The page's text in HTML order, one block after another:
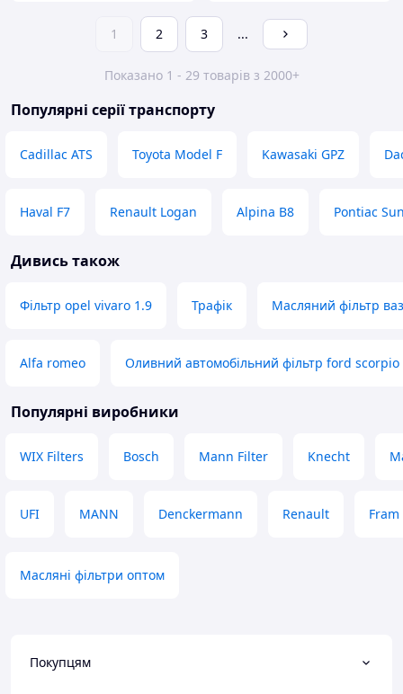
1 2 3 ...
Показано 1 - 29 товарів з 2000+
Популярні серії транспорту
Cadillac ATS Toyota Model F Kawasaki GPZ
Haval F7 Renault Logan Alpina B8 Pontiac
Дивись також
Фільтр opel vivaro 1.9 Трафік Масляний фільтр
Alfa romeo Оливний автомобільний фільтр ford scorpio
Популярні виробники
WIX Filters Bosch Mann Filter Knecht
UFI MANN Denckermann Renault Fram
Масляні фільтри оптом
Покупцям